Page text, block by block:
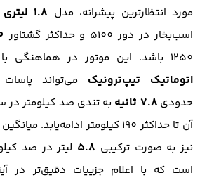
مورد انتظار‌ترین پیشرانه، مدل 1.8 لیتری
اسب‌بخار در دور 5100 و حداکثر گشتاور
1250 باشد. این موتور در هماهنگی با گیربکس
اتوماتیک تیپ‌ترونیک می‌تواند
حدودی
به تندی صد کیلومتر
آن تا حداکثر 190 کیلومتر
نیز به صورت ترکیبی 5.8 لیتر در صد
است که با اعلام جزییات دقیق‌تر در